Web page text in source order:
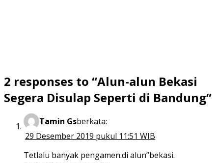
2 responses to “Alun-alun Bekasi
Segera Disulap Seperti di Bandung”
Tamin Gsberkata:
29 Desember 2019 pukul 11:51 WIB
Tetlalu banyak pengamen.di alun”bekasi.